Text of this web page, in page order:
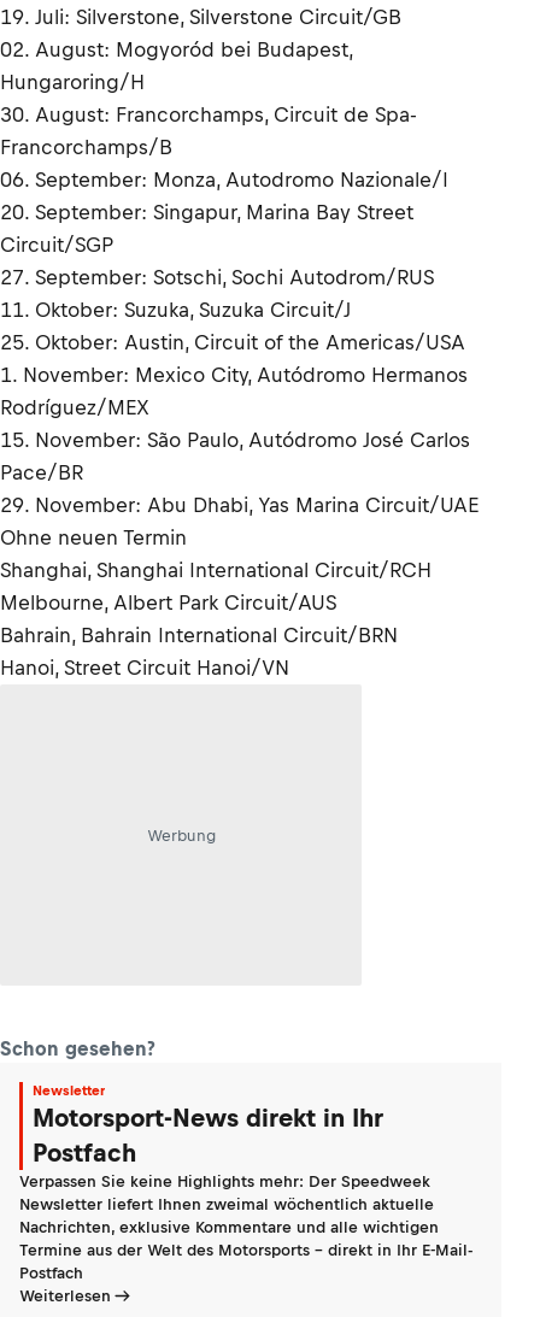
19. Juli: Silverstone, Silverstone Circuit/GB
02. August: Mogyoród bei Budapest,
Hungaroring/H
30. August: Francorchamps, Circuit de Spa-
Francorchamps/B
06. September: Monza, Autodromo Nazionale/I
20. September: Singapur, Marina Bay Street
Circuit/SGP
27. September: Sotschi, Sochi Autodrom/RUS
11. Oktober: Suzuka, Suzuka Circuit/J
25. Oktober: Austin, Circuit of the Americas/USA
1. November: Mexico City, Autódromo Hermanos
Rodríguez/MEX
15. November: São Paulo, Autódromo José Carlos
Pace/BR
29. November: Abu Dhabi, Yas Marina Circuit/UAE
Ohne neuen Termin
Shanghai, Shanghai International Circuit/RCH
Melbourne, Albert Park Circuit/AUS
Bahrain, Bahrain International Circuit/BRN
Hanoi, Street Circuit Hanoi/VN
Werbung
Schon gesehen?
Newsletter
Motorsport-News direkt in Ihr
Postfach
Verpassen Sie keine Highlights mehr: Der Speedweek
Newsletter liefert Ihnen zweimal wöchentlich aktuelle
Nachrichten, exklusive Kommentare und alle wichtigen
Termine aus der Welt des Motorsports - direkt in Ihr E-Mail-
Postfach
Weiterlesen